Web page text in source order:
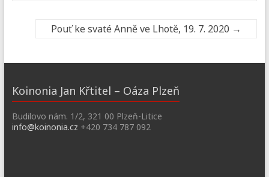
Pouť ke svaté Anně ve Lhotě, 19. 7. 2020 →
Koinonia Jan Křtitel – Oáza Plzeň
Budilovo nám. 1/2, 321 00 Plzeň-Litice
info@koinonia.cz +420 734 787 092